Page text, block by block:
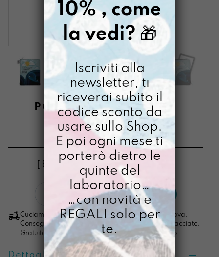
PORTAMIQUELREADER
LABALENA
€34,00
[ Buste Portareader: 16 x 20,5 x 2 cm ]
PortamiquelReader
quantità
LO VOGLIO
Cuciamo ogni ordine nel nostro laboratorio di Padova.
Consegna in 4/5 giorni lavorativi, pacco sempre tracciato.
Gratuita per ordini di importo superiore ai 100 euro.
Dettagli prodotto
10% , come
la vedi? 🎁
Iscriviti alla
newsletter, ti
riceverai subito il
codice sconto da
usare sullo Shop.
E poi ogni mese ti
porterò dietro le
quinte del
laboratorio…
…con novità e
REGALI solo per
te.